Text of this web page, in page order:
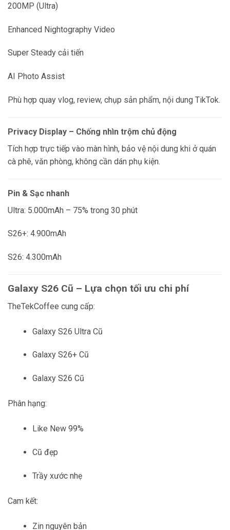
200MP (Ultra)
Enhanced Nightography Video
Super Steady cải tiến
AI Photo Assist
Phù hợp quay vlog, review, chụp sản phẩm, nội dung TikTok.
Privacy Display – Chống nhìn trộm chủ động
Tích hợp trực tiếp vào màn hình, bảo vệ nội dung khi ở quán
cà phê, văn phòng, không cần dán phụ kiện.
Pin & Sạc nhanh
Ultra: 5.000mAh – 75% trong 30 phút
S26+: 4.900mAh
S26: 4.300mAh
Galaxy S26 Cũ – Lựa chọn tối ưu chi phí
TheTekCoffee cung cấp:
Galaxy S26 Ultra Cũ
Galaxy S26+ Cũ
Galaxy S26 Cũ
Phân hạng:
Like New 99%
Cũ đẹp
Trầy xước nhẹ
Cam kết:
Zin nguyên bản